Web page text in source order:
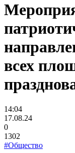
всех
14:04
17.08.24
0
1302
#Общество